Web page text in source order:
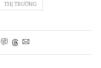
THỊ TRƯỜNG